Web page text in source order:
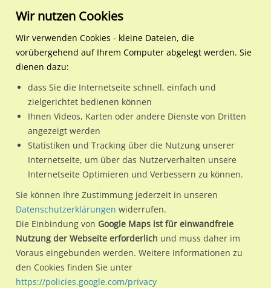
Regionale Plakatwerbung Hessen
Weiterstadt, Stadt
Wiesenstr 2 li/Grüner
Nutze günstige Werbemöglichkeiten am Standort Wiesenstr
2 li/Grüner Weg nhim Ortsteil Riedbahn)in Weiterstadt,
Stadt.
Wir erheben für jede unserer Werbeflächen individuelle und
aktuelleStandortinformationenundLeistungswerte. Damit
kannst du dich schon vor der Buchung im Detail über den
Standort, seine Reichweite und Werbewirkung sowie
eventuelle Beschränkungen in den zugelassenen
Wir nutzen Cookies
Wir verwenden Cookies - kleine Dateien, die
vorübergehend auf Ihrem Computer abgelegt werden. Sie
dienen dazu:
dass Sie die Internetseite schnell, einfach und
zielgerichtet bedienen können
Ihnen Videos, Karten oder andere Dienste von Dritten
angezeigt werden
Statistiken und Tracking über die Nutzung unserer
Internetseite, um über das Nutzerverhalten unsere
Internetseite Optimieren und Verbessern zu können.
Sie können Ihre Zustimmung jederzeit in unseren
Datenschutzerklärungen widerrufen.
Die Einbindung von Google Maps ist für einwandfreie
Nutzung der Webseite erforderlich und muss daher im
Voraus eingebunden werden. Weitere Informationen zu
den Cookies finden Sie unter
https://policies.google.com/privacy